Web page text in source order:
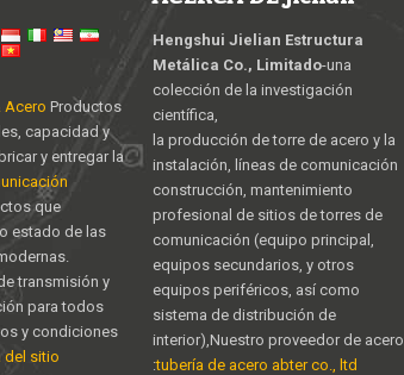
Acero Productos
capacidad y
y entregar la
que
estado de las
transmisión y
para todos
y condiciones
del sitio
Hengshui Jielian Estructura
Metálica Co., Limitado-una
colección de la investigación
científica,
la producción de torre de acero y la
instalación, líneas de comunicación
construcción, mantenimiento
profesional de sitios de torres de
comunicación (equipo principal,
equipos secundarios, y otros
equipos periféricos, así como
sistema de distribución de
interior),Nuestro proveedor de acero
:tubería de acero abter co., ltd